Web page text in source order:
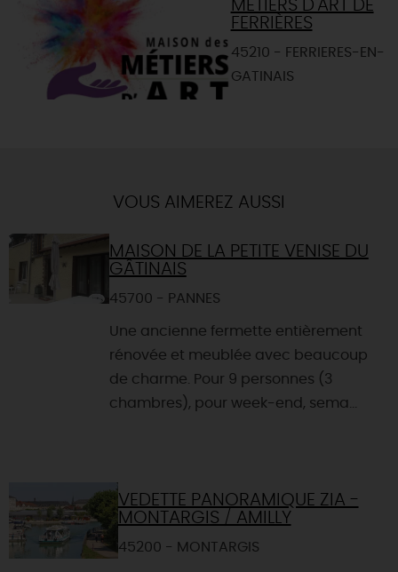
MÉTIERS D'ART DE
FERRIÈRES
45210 - FERRIERES-EN-
GATINAIS
VOUS AIMEREZ AUSSI
MAISON DE LA PETITE VENISE DU
GÂTINAIS
45700 - PANNES
Une ancienne fermette entièrement
rénovée et meublée avec beaucoup
de charme. Pour 9 personnes (3
chambres), pour week-end, sema...
VEDETTE PANORAMIQUE ZIA -
MONTARGIS / AMILLY
45200 - MONTARGIS